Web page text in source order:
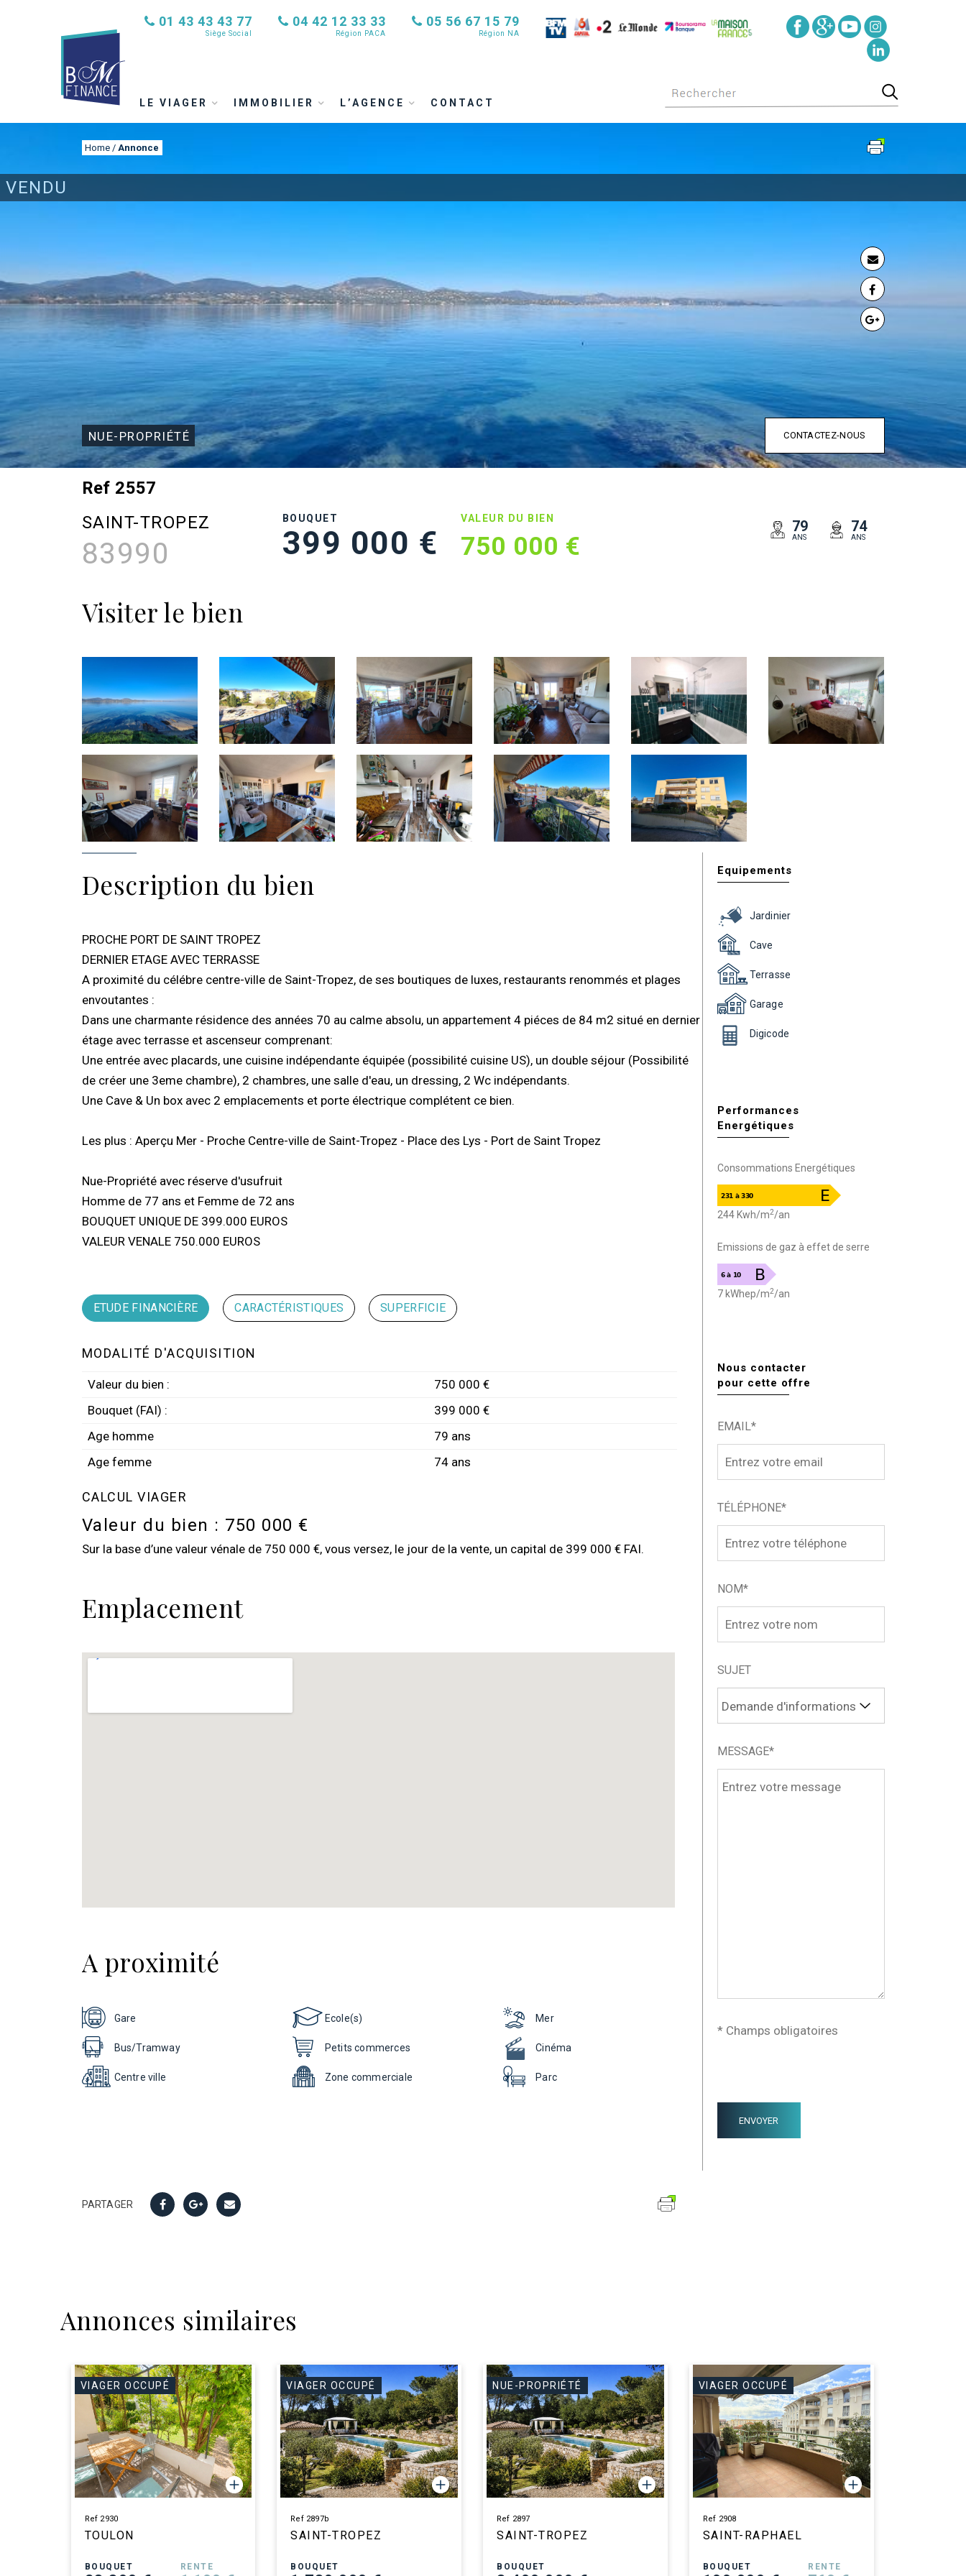
01 43 43 43 77
Siège Social
04 42 12 33 33
Région PACA
05 56 67 15 79
Région NA
LE VIAGER IMMOBILIER L’AGENCE CONTACT
VENDU
Home / Annonce
ANNONCE
NUE-PROPRIÉTÉ CONTACTEZ-NOUS
Ref 2557
SAINT-TROPEZ
83990
BOUQUET
399 000 €
VALEUR DU BIEN
750 000 €
79
ANS
74
ANS
Visiter le bien
Description du bien
PROCHE PORT DE SAINT TROPEZ
DERNIER ETAGE AVEC TERRASSE
A proximité du célébre centre-ville de Saint-Tropez, de ses boutiques de luxes, restaurants renommés et plages
envoutantes :
Dans une charmante résidence des années 70 au calme absolu, un appartement 4 piéces de 84 m2 situé en dernier
étage avec terrasse et ascenseur comprenant:
Une entrée avec placards, une cuisine indépendante équipée (possibilité cuisine US), un double séjour (Possibilité
de créer une 3eme chambre), 2 chambres, une salle d'eau, un dressing, 2 Wc indépendants.
Une Cave & Un box avec 2 emplacements et porte électrique complétent ce bien.
Les plus : Aperçu Mer - Proche Centre-ville de Saint-Tropez - Place des Lys - Port de Saint Tropez
Nue-Propriété avec réserve d'usufruit
Homme de 77 ans et Femme de 72 ans
BOUQUET UNIQUE DE 399.000 EUROS
VALEUR VENALE 750.000 EUROS
ETUDE FINANCIÈRE CARACTÉRISTIQUES SUPERFICIE
MODALITÉ D'ACQUISITION
Valeur du bien :
750 000 €
Bouquet (FAI) :
399 000 €
Age homme
79 ans
Age femme
74 ans
CALCUL VIAGER
Valeur du bien : 750 000 €
Sur la base d’une valeur vénale de 750 000 €, vous versez, le jour de la vente, un capital de 399 000 € FAI.
Emplacement
A proximité
Gare
Bus/Tramway
Centre ville
Ecole(s)
Petits commerces
Zone commerciale
Mer
Cinéma
Parc
Equipements
Jardinier
Cave
Terrasse
Garage
Digicode
Performances
Energétiques
Consommations Energétiques
244 Kwh/m2/an
Emissions de gaz à effet de serre
7 kWhep/m2/an
Nous contacter
pour cette offre
EMAIL*
TÉLÉPHONE*
NOM*
SUJET
MESSAGE*
* Champs obligatoires
PARTAGER
Annonces similaires
VIAGER OCCUPÉ
Ref 2930
TOULON
BOUQUET RENTE
VIAGER OCCUPÉ
Ref 2897b
SAINT-TROPEZ
BOUQUET
NUE-PROPRIÉTÉ
Ref 2897
SAINT-TROPEZ
BOUQUET
VIAGER OCCUPÉ
Ref 2908
SAINT-RAPHAEL
BOUQUET RENTE